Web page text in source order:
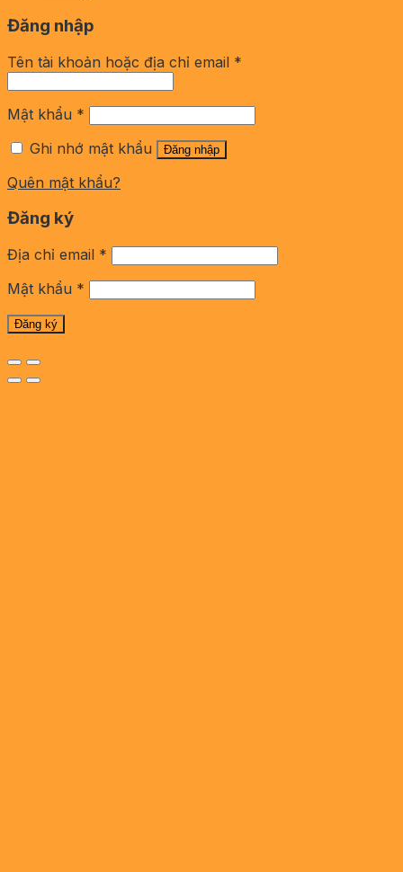
Đăng nhập
Tên tài khoản hoặc địa chỉ email *
Mật khẩu *
Ghi nhớ mật khẩu
Đăng nhập
Quên mật khẩu?
Đăng ký
Địa chỉ email *
Mật khẩu *
Đăng ký